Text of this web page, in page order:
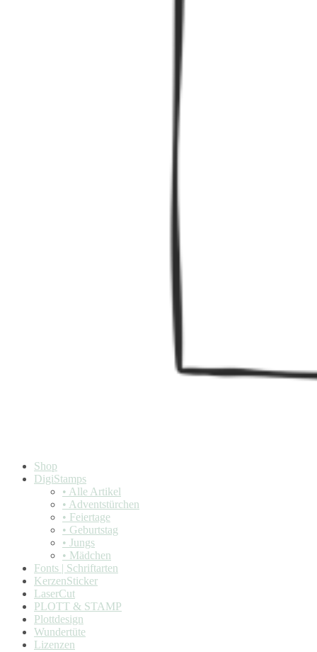
Shop
DigiStamps
• Alle Artikel
• Adventstürchen
• Feiertage
• Geburtstag
• Jungs
• Mädchen
Fonts | Schriftarten
KerzenSticker
LaserCut
PLOTT & STAMP
Plottdesign
Wundertüte
Lizenzen